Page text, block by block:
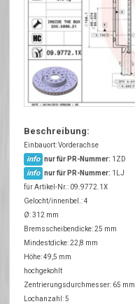
Beschreibung:
Einbauort: Vorderachse
info nur für PR-Nummer: 1ZD
info nur für PR-Nummer: 1LJ
für Artikel-Nr.: 09.9772.1X
Gelocht/innenbel.: 4
Ø: 312 mm
Bremsscheibendicke: 25 mm
Mindestdicke: 22,8 mm
Höhe: 49,5 mm
hochgekohlt
Zentrierungsdurchmesser: 65 mm
Lochanzahl: 5